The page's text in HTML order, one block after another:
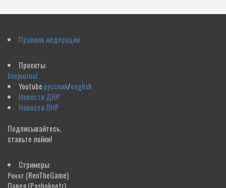
Правила модерации
Проекты:
livejournal
Youtube русский/english
Новости ДНР
Новости ЛНР
Подписывайтесь,
ставьте лайки!
Стримеры:
Ренат (RenTheGame)
Павел(Pashokpetr)